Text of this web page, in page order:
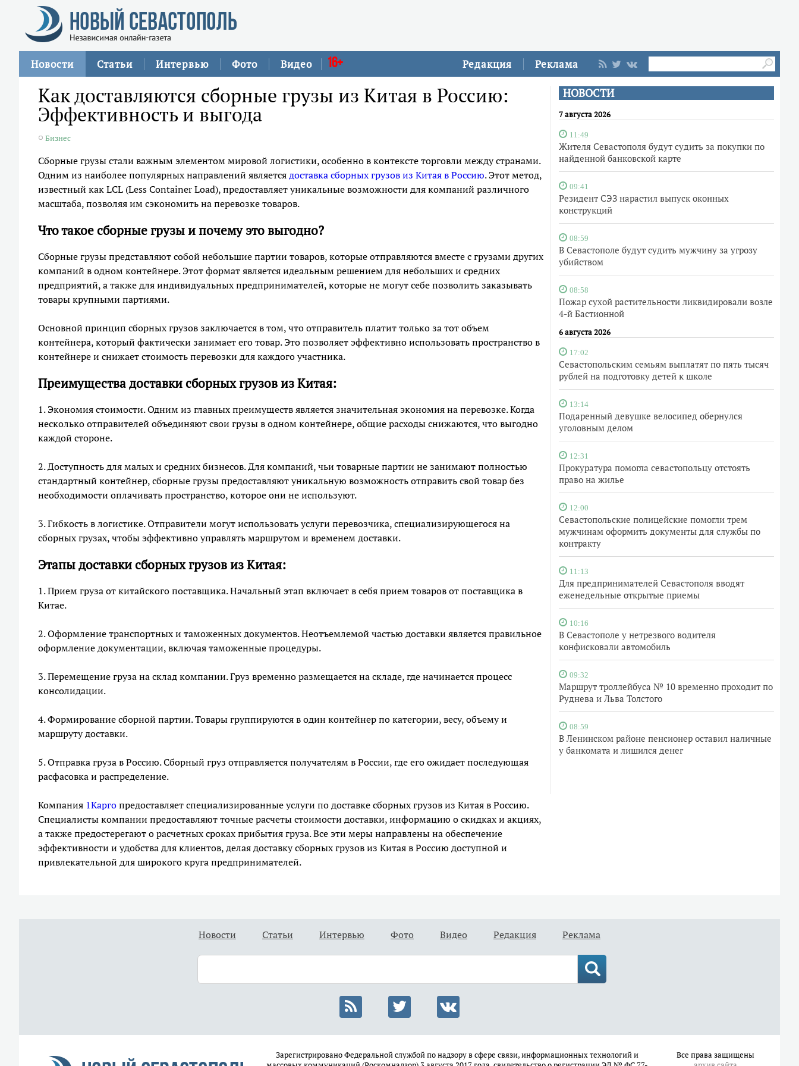
Редакция Реклама
Новости Статьи Интервью Фото Видео 16+
НОВОСТИ
7 августа 2026
11:49
Жителя Севастополя будут судить за покупки по
найденной банковской карте
09:41
Резидент СЭЗ нарастил выпуск оконных
конструкций
08:59
В Севастополе будут судить мужчину за угрозу
убийством
08:58
Пожар сухой растительности ликвидировали возле
4-й Бастионной
6 августа 2026
17:02
Севастопольским семьям выплатят по пять тысяч
рублей на подготовку детей к школе
13:14
Подаренный девушке велосипед обернулся
уголовным делом
12:31
Прокуратура помогла севастопольцу отстоять
право на жилье
12:00
Севастопольские полицейские помогли трем
мужчинам оформить документы для службы по
контракту
11:13
Для предпринимателей Севастополя вводят
еженедельные открытые приемы
10:16
В Севастополе у нетрезвого водителя
конфисковали автомобиль
09:32
Маршрут троллейбуса № 10 временно проходит по
Руднева и Льва Толстого
08:59
В Ленинском районе пенсионер оставил наличные
у банкомата и лишился денег
Как доставляются сборные грузы из Китая в Россию:
Эффективность и выгода
Бизнес
Сборные грузы стали важным элементом мировой логистики, особенно в контексте торговли между странами.
Одним из наиболее популярных направлений являетсядоставка сборных грузов из Китая в Россию. Этот метод,
известный как LCL (Less Container Load), предоставляет уникальные возможности для компаний различного
масштаба, позволяя им сэкономить на перевозке товаров.
Что такое сборные грузы и почему это выгодно?
Сборные грузы представляют собой небольшие партии товаров, которые отправляются вместе с грузами других
компаний в одном контейнере. Этот формат является идеальным решением для небольших и средних
предприятий, а также для индивидуальных предпринимателей, которые не могут себе позволить заказывать
товары крупными партиями.
Основной принцип сборных грузов заключается в том, что отправитель платит только за тот объем
контейнера, который фактически занимает его товар. Это позволяет эффективно использовать пространство в
контейнере и снижает стоимость перевозки для каждого участника.
Преимущества доставки сборных грузов из Китая:
1. Экономия стоимости. Одним из главных преимуществ является значительная экономия на перевозке. Когда
несколько отправителей объединяют свои грузы в одном контейнере, общие расходы снижаются, что выгодно
каждой стороне.
2. Доступность для малых и средних бизнесов. Для компаний, чьи товарные партии не занимают полностью
стандартный контейнер, сборные грузы предоставляют уникальную возможность отправить свой товар без
необходимости оплачивать пространство, которое они не используют.
3. Гибкость в логистике. Отправители могут использовать услуги перевозчика, специализирующегося на
сборных грузах, чтобы эффективно управлять маршрутом и временем доставки.
Этапы доставки сборных грузов из Китая:
1. Прием груза от китайского поставщика. Начальный этап включает в себя прием товаров от поставщика в
Китае.
2. Оформление транспортных и таможенных документов. Неотъемлемой частью доставки является правильное
оформление документации, включая таможенные процедуры.
3. Перемещение груза на склад компании. Груз временно размещается на складе, где начинается процесс
консолидации.
4. Формирование сборной партии. Товары группируются в один контейнер по категории, весу, объему и
маршруту доставки.
5. Отправка груза в Россию. Сборный груз отправляется получателям в России, где его ожидает последующая
расфасовка и распределение.
Компания 1Каргопредоставляет специализированные услуги по доставке сборных грузов из Китая в Россию.
Специалисты компании предоставляют точные расчеты стоимости доставки, информацию о скидках и акциях,
а также предостерегают о расчетных сроках прибытия груза. Все эти меры направлены на обеспечение
эффективности и удобства для клиентов, делая доставку сборных грузов из Китая в Россию доступной и
привлекательной для широкого круга предпринимателей.
Новости Статьи Интервью Фото Видео Редакция Реклама
Зарегистрировано Федеральной службой по надзору в сфере связи, информационных технологий и
Все права защищены